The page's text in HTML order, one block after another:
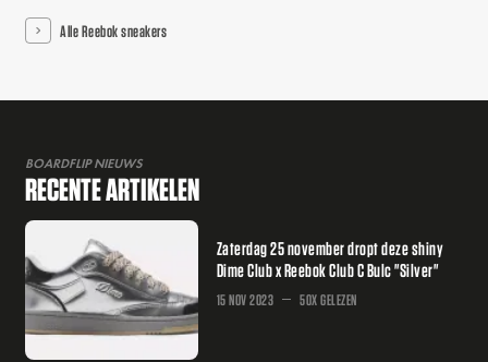
Alle Reebok sneakers
BOARDFLIP NIEUWS
RECENTE ARTIKELEN
Zaterdag 25 november dropt deze shiny
Dime Club x Reebok Club C Bulc "Silver"
15 NOV 2023 50X GELEZEN